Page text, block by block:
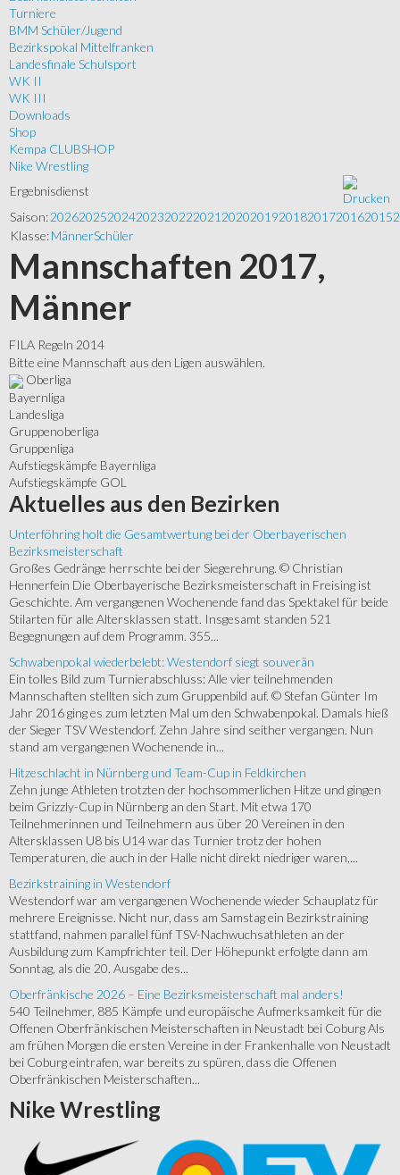
Turniere
BMM Schüler/Jugend
Bezirkspokal Mittelfranken
Landesfinale Schulsport
WK II
WK III
Downloads
Shop
Kempa CLUBSHOP
Nike Wrestling
Ergebnisdienst
Saison:202620252024202320222021 202020192018201720162015
Klasse:MännerSchüler
Mannschaften 2017,
Männer
FILA Regeln 2014
Bitte eine Mannschaft aus den Ligen auswählen.
Oberliga
Bayernliga
Landesliga
Gruppenoberliga
Gruppenliga
Aufstiegskämpfe Bayernliga
Aufstiegskämpfe GOL
Aktuelles aus den Bezirken
Unterföhring holt die Gesamtwertung bei der Oberbayerischen
Bezirksmeisterschaft
Großes Gedränge herrschte bei der Siegerehrung. © Christian
Hennerfein Die Oberbayerische Bezirksmeisterschaft in Freising ist
Geschichte. Am vergangenen Wochenende fand das Spektakel für beide
Stilarten für alle Altersklassen statt. Insgesamt standen 521
Begegnungen auf dem Programm. 355...
Schwabenpokal wiederbelebt: Westendorf siegt souverän
Ein tolles Bild zum Turnierabschluss: Alle vier teilnehmenden
Mannschaften stellten sich zum Gruppenbild auf. © Stefan Günter Im
Jahr 2016 ging es zum letzten Mal um den Schwabenpokal. Damals hieß
der Sieger TSV Westendorf. Zehn Jahre sind seither vergangen. Nun
stand am vergangenen Wochenende in...
Hitzeschlacht in Nürnberg und Team-Cup in Feldkirchen
Zehn junge Athleten trotzten der hochsommerlichen Hitze und gingen
beim Grizzly-Cup in Nürnberg an den Start. Mit etwa 170
Teilnehmerinnen und Teilnehmern aus über 20 Vereinen in den
Altersklassen U8 bis U14 war das Turnier trotz der hohen
Temperaturen, die auch in der Halle nicht direkt niedriger waren,...
Bezirkstraining in Westendorf
Westendorf war am vergangenen Wochenende wieder Schauplatz für
mehrere Ereignisse. Nicht nur, dass am Samstag ein Bezirkstraining
stattfand, nahmen parallel fünf TSV-Nachwuchsathleten an der
Ausbildung zum Kampfrichter teil. Der Höhepunkt erfolgte dann am
Sonntag, als die 20. Ausgabe des...
Oberfränkische 2026 – Eine Bezirksmeisterschaft mal anders!
540 Teilnehmer, 885 Kämpfe und europäische Aufmerksamkeit für die
Offenen Oberfränkischen Meisterschaften in Neustadt bei Coburg Als
am frühen Morgen die ersten Vereine in der Frankenhalle von Neustadt
bei Coburg eintrafen, war bereits zu spüren, dass die Offenen
Oberfränkischen Meisterschaften...
Nike Wrestling